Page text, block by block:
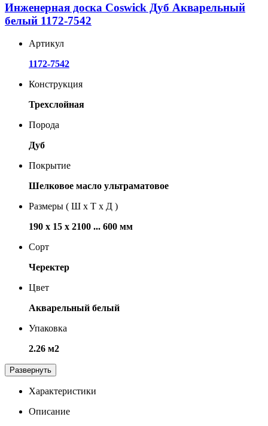
Инженерная доска Coswick Дуб Акварельный
белый 1172-7542
Артикул
1172-7542
Конструкция
Трехслойная
Порода
Дуб
Покрытие
Шелковое масло ультраматовое
Размеры ( Ш х Т х Д )
190 х 15 х 2100 ... 600 мм
Сорт
Черектер
Цвет
Акварельный белый
Упаковка
2.26 м2
Развернуть
Характеристики
Описание